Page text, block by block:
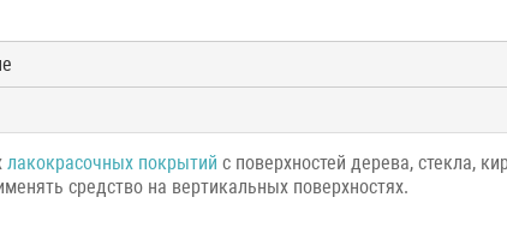
лакокрасочных покрытий с поверхностей дерева, стекла,
средство на вертикальных поверхностях.